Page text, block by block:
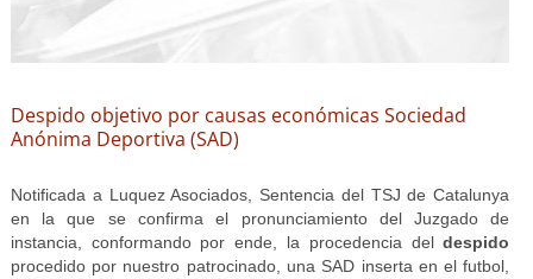
Despido objetivo por causas económicas Sociedad
Anónima Deportiva (SAD)
Notificada a Luquez Asociados, Sentencia del TSJ de Catalunya
en la que se confirma el pronunciamiento del Juzgado de
instancia, conformando por ende, la procedencia deldespido
procedido por nuestro patrocinado, una SAD inserta en el futbol,